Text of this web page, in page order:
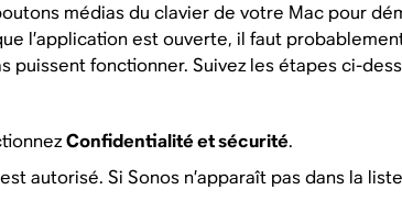
médias du clavier de votre Mac pour
l’application est ouverte, il faut
fonctionner. Suivez les étapes ci-
Confidentialité et sécurité.
autorisé. Si Sonos n’apparaît pas dans la